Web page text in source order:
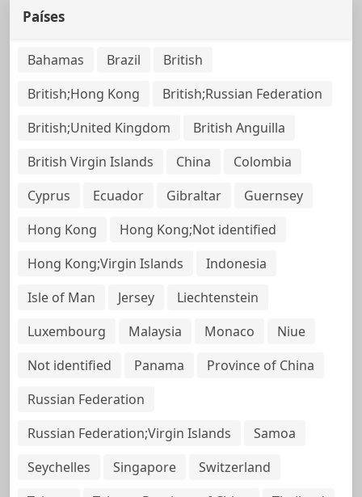
Países
Bahamas Brazil
British
British;Hong Kong
British;Russian Federation
British;United Kingdom
British Anguilla
British Virgin Islands
China
Colombia
Cyprus
Ecuador Gibraltar
Guernsey
Hong Kong
Hong Kong;Not identified
Hong Kong;Virgin Islands
Indonesia
Isle of Man
Jersey
Liechtenstein
Luxembourg
Malaysia Monaco
Niue
Not identified
Panama
Province of China
Russian Federation
Russian Federation;Virgin Islands
Samoa
Seychelles
Singapore
Switzerland